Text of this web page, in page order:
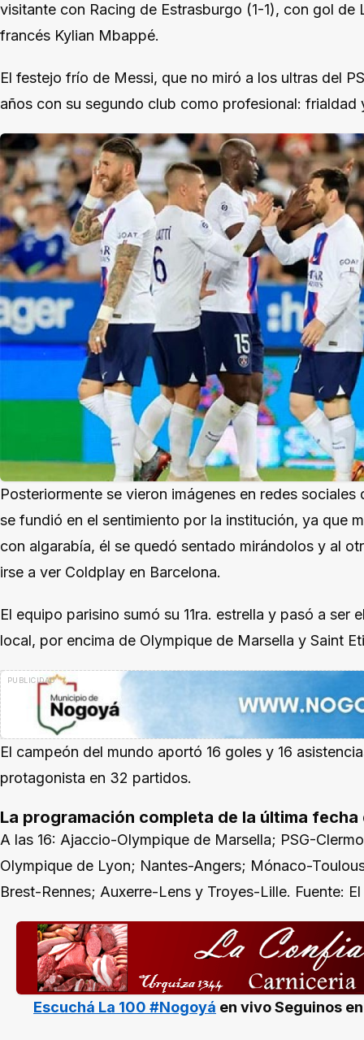
visitante con Racing de Estrasburgo (1-1), con gol de
francés Kylian Mbappé.
El festejo frío de Messi, que no miró a los ultras del
años con su segundo club como profesional: frialdad
Posteriormente se vieron imágenes en redes
se fundió en el sentimiento por la institución, ya que
con algarabía, él se quedó sentado mirándolos y al
irse a ver Coldplay en Barcelona.
El equipo parisino sumó su 11ra. estrella y pasó a ser
local, por encima de Olympique de Marsella y Saint
El campeón del mundo aportó 16 goles y 16
protagonista en 32 partidos.
La programación completa de la última fecha
A las 16: Ajaccio-Olympique de Marsella; PSG-
Olympique de Lyon; Nantes-Angers; Mónaco-
Brest-Rennes; Auxerre-Lens y Troyes-Lille. Fuente:
Escuchá La 100 #Nogoyá en vivoSeguinos